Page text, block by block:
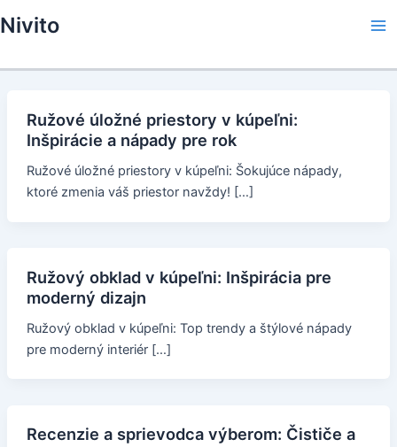
to
Nivito
Ružové úložné priestory v kúpeľni:
Inšpirácie a nápady pre rok
Ružové úložné priestory v kúpeľni: Šokujúce nápady,
ktoré zmenia váš priestor navždy! […]
Ružový obklad v kúpeľni: Inšpirácia pre
moderný dizajn
Ružový obklad v kúpeľni: Top trendy a štýlové nápady
pre moderný interiér […]
Recenzie a sprievodca výberom: Čističe a